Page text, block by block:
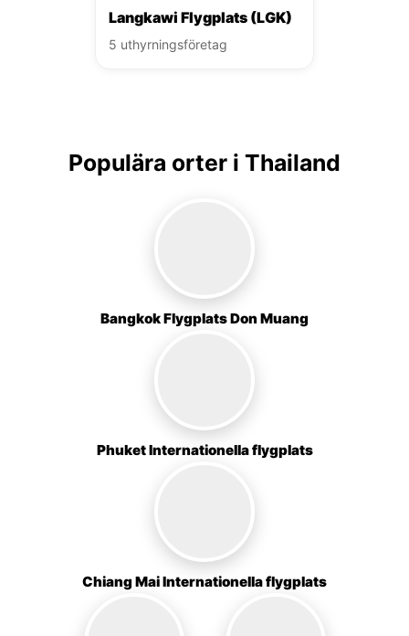
Langkawi Flygplats (LGK)
5 uthyrningsföretag
Populära orter i Thailand
Bangkok Flygplats Don Muang
Phuket Internationella flygplats
Chiang Mai Internationella flygplats